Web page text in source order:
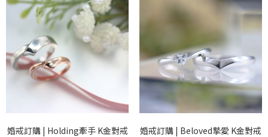
婚戒訂購 | Holding牽手 K金對戒 婚戒訂購 | Beloved摯愛 K金對戒